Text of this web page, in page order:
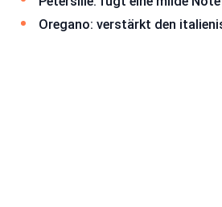
Oregano: verstärkt den